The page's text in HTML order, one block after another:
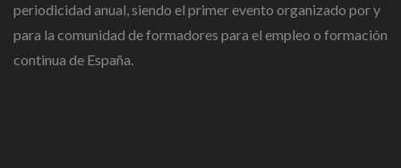
periodicidad anual, siendo el primer evento organizado por y
para la comunidad de formadores para el empleo o formación
continua de España.